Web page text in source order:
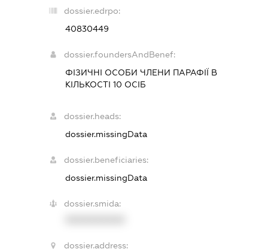
dossier.edrpo:
40830449
dossier.foundersAndBenef:
ФІЗИЧНІ ОСОБИ ЧЛЕНИ ПАРАФІЇ В
КІЛЬКОСТІ 10 ОСІБ
dossier.heads:
dossier.missingData
dossier.beneficiaries:
dossier.missingData
dossier.smida:
dossier.address: